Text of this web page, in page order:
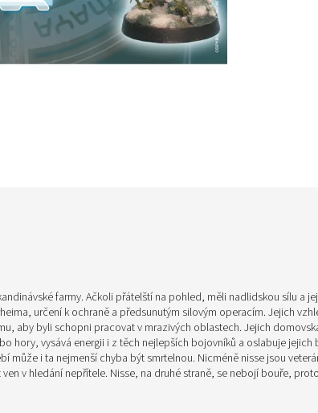
farmy. Ačkoli přátelští na pohled, měli nadlidskou sílu
určení k ochraně a předsunutým silovým operacím. Jejich
aby byli schopni pracovat v mrazivých oblastech. Jejich
hory, vysává energii i z těch nejlepších bojovníků a oslabuje
může i ta nejmenší chyba být smrtelnou. Nicméně nisse jsou
v hledání nepřítele. Nisse, na druhé straně, se nebojí bouře,